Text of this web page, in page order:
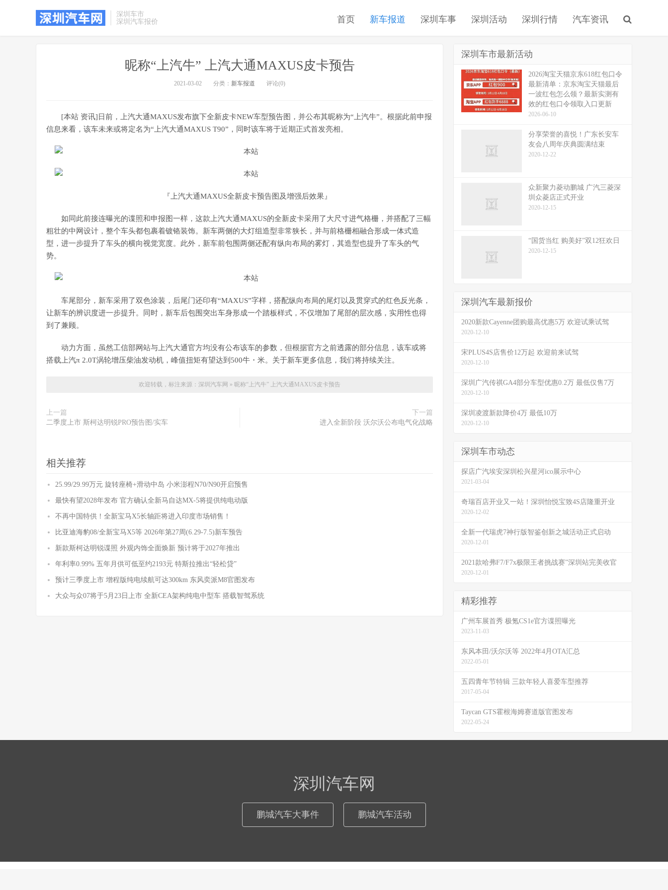
深圳车市
深圳汽车报价
首页 新车报道 深圳车事 深圳活动 深圳行情 汽车资讯
昵称“上汽牛” 上汽大通MAXUS皮卡预告
2021-03-02 分类： 新车报道 评论(0)
[本站 资讯]日前，上汽大通MAXUS发布旗下全新皮卡NEW车型预告图，并公布其昵称为“上汽牛”。根据此前申报
信息来看，该车未来或将定名为“上汽大通MAXUS T90”，同时该车将于近期正式首发亮相。
『上汽大通MAXUS全新皮卡预告图及增强后效果』
如同此前接连曝光的谍照和申报图一样，这款上汽大通MAXUS的全新皮卡采用了大尺寸进气格栅，并搭配了三幅
粗壮的中网设计，整个车头都包裹着镀铬装饰。新车两侧的大灯组造型非常狭长，并与前格栅相融合形成一体式造
型，进一步提升了车头的横向视觉宽度。此外，新车前包围两侧还配有纵向布局的雾灯，其造型也提升了车头的气
势。
车尾部分，新车采用了双色涂装，后尾门还印有“MAXUS”字样，搭配纵向布局的尾灯以及贯穿式的红色反光条，
让新车的辨识度进一步提升。同时，新车后包围突出车身形成一个踏板样式，不仅增加了尾部的层次感，实用性也得
到了兼顾。
动力方面，虽然工信部网站与上汽大通官方均没有公布该车的参数，但根据官方之前透露的部分信息，该车或将
搭载上汽π 2.0T涡轮增压柴油发动机，峰值扭矩有望达到500牛・米。关于新车更多信息，我们将持续关注。
欢迎转载，标注来源： 深圳汽车网 » 昵称“上汽牛” 上汽大通MAXUS皮卡预告
上一篇
二季度上市 斯柯达明锐PRO预告图/实车
下一篇
进入全新阶段 沃尔沃公布电气化战略
相关推荐
25.99/29.99万元 旋转座椅+滑动中岛 小米澎程N70/N90开启预售
最快有望2028年发布 官方确认全新马自达MX-5将提供纯电动版
不再中国特供！全新宝马X5长轴距将进入印度市场销售！
比亚迪海豹08/全新宝马X5等 2026年第27周(6.29-7.5)新车预告
新款斯柯达明锐谍照 外观内饰全面焕新 预计将于2027年推出
年利率0.99% 五年月供可低至约2193元 特斯拉推出“轻松贷”
预计三季度上市 增程版纯电续航可达300km 东风奕派M8官图发布
大众与众07将于5月23日上市 全新CEA架构纯电中型车 搭载智驾系统
深圳车市最新活动
2026淘宝天猫京东618红包口令
最新清单：京东淘宝天猫最后
一波红包怎么领？最新实测有
效的红包口令领取入口更新
2026-06-10
分享荣誉的喜悦！广东长安车
友会八周年庆典圆满结束
2020-12-22
众新聚力菱动鹏城 广汽三菱深
圳众菱店正式开业
2020-12-15
“国货当红 购美好”双12狂欢日
2020-12-15
深圳汽车最新报价
2020新款Cayenne团购最高优惠5万 欢迎试乘试驾
2020-12-10
宋PLUS4S店售价12万起 欢迎前来试驾
2020-12-10
深圳广汽传祺GA4部分车型优惠0.2万 最低仅售7万
2020-12-10
深圳凌渡新款降价4万 最低10万
2020-12-10
深圳车市动态
探店广汽埃安深圳松兴星河ico展示中心
2021-03-04
奇瑞百店开业又一站！深圳怡悦宝致4S店隆重开业
2020-12-02
全新一代瑞虎7神行版智鉴创新之城活动正式启动
2020-12-01
2021款哈弗F7/F7x极限王者挑战赛”深圳站完美收官
2020-12-01
精彩推荐
广州车展首秀 极氪CS1e官方谍照曝光
2023-11-03
东风本田/沃尔沃等 2022年4月OTA汇总
2022-05-01
五四青年节特辑 三款年轻人喜爱车型推荐
2017-05-04
Taycan GTS霍根海姆赛道版官图发布
2022-05-24
深圳汽车网
鹏城汽车大事件 鹏城汽车活动